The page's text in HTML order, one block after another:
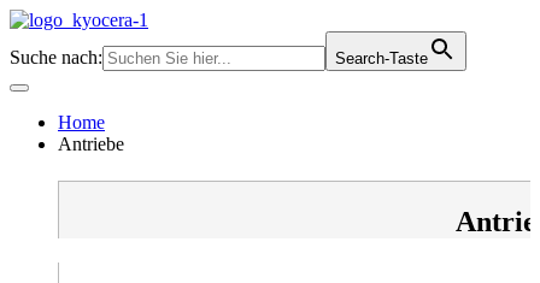
Zum
springen
Suche nach: Search-Taste
Home
Antriebe